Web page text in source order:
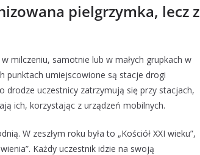
pielgrzymka, lecz z
milczeniu, samotnie lub w małych grupkach w
punktach umiejscowione są stacje drogi
drodze uczestnicy zatrzymują się przy stacjach,
ich, korzystając z urządzeń mobilnych.
W zeszłym roku była to „Kościół XXI wieku”,
Każdy uczestnik idzie na swoją